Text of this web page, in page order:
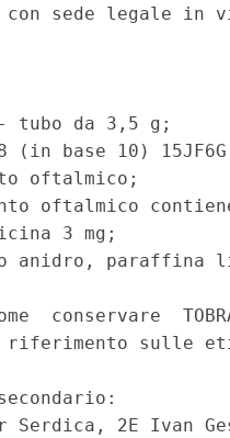
sede legale in
tubo da 3,5 g;
(in base 10)
oftalmico;
oftalmico
3 mg;
anidro, paraffina
conservare
sulle
Serdica, 2E Ivan